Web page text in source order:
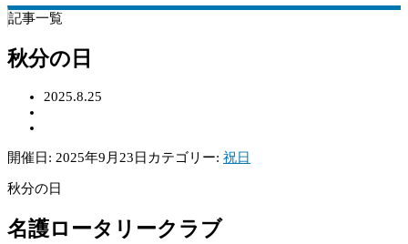
記事一覧
秋分の日
2025.8.25
開催日: 2025年9月23日 カテゴリー: 祝日
秋分の日
名護ロータリークラブ